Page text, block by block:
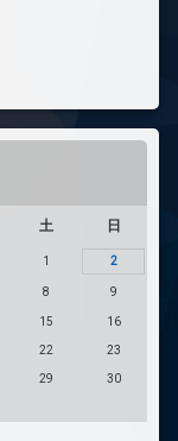
土 日
1 2
8 9
15 16
22 23
29 30